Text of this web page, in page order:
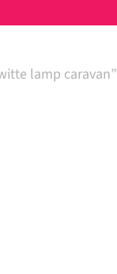
lamp caravan”